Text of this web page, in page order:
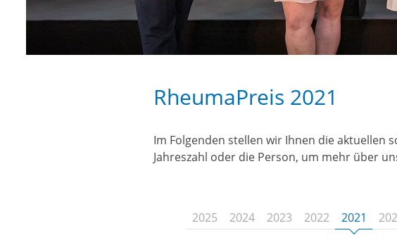
RheumaPreis 2021
Im Folgenden stellen wir Ihnen die aktuellen
Jahreszahl oder die Person, um mehr über
2025 2024 2023 2022 2021